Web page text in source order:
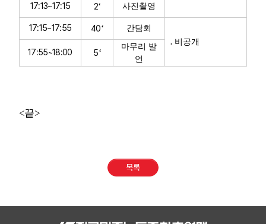
17:13~17:15 2‘ 사진촬영
17:15~17:55 40‘
간담회
․ 비공개
17:55~18:00 5‘
마무리 발
언
<끝>
목록